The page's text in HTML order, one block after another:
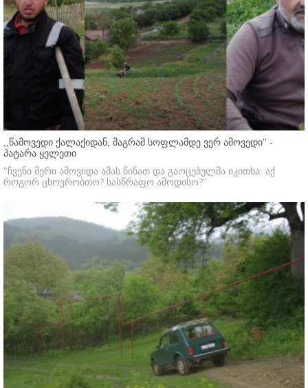
,,წამოვედი ქალაქიდან, მაგრამ სოფლამდე ვერ ამოვედი'' -
პატარა ყელეთი
"ჩვენი მერი ამოვიდა ამას წინათ და გაოცებულმა იკითხა: აქ
როგორ ცხოვრობთო? სასწრაფო ამოდისო?"